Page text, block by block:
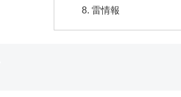
雷情報